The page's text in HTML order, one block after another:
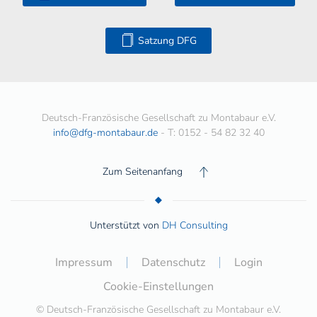
Satzung DFG
Deutsch-Französische Gesellschaft zu Montabaur e.V.
info@dfg-montabaur.de- T: 0152 - 54 82 32 40
Zum Seitenanfang
Unterstützt von DH Consulting
Impressum Datenschutz
Login
Cookie-Einstellungen
© Deutsch-Französische Gesellschaft zu Montabaur e.V.